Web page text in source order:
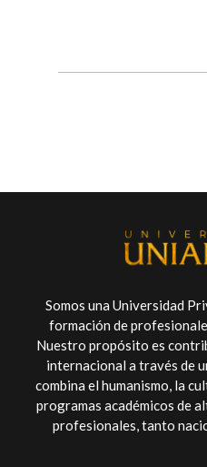
Somos una Universidad
formación de
Nuestro propósito es
internacional a través de
combina el humanismo, la
programas académicos de
profesionales, tanto